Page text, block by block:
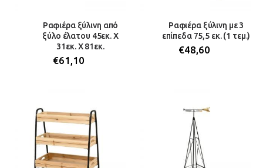
Ραφιέρα ξύλινη από
ξύλο έλατου 45εκ. Χ
31εκ. Χ 81εκ.
€61,10
Ραφιέρα ξύλινη με 3
επίπεδα 75,5 εκ. (1 τεμ.)
€48,60